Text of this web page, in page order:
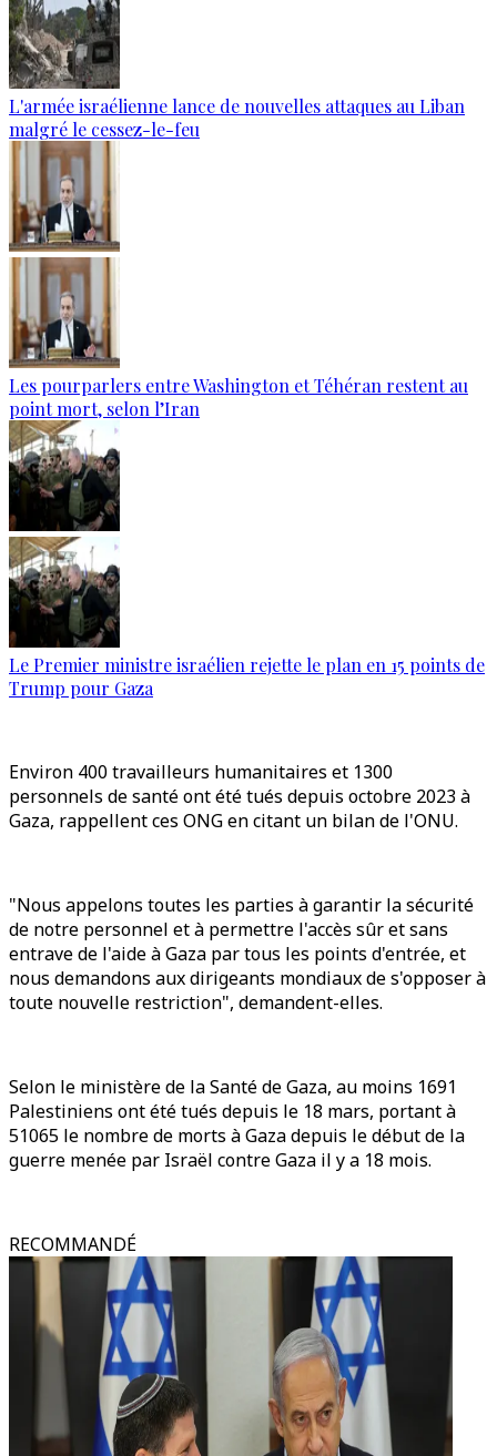
L'armée israélienne lance de nouvelles attaques au Liban
malgré le cessez-le-feu
Les pourparlers entre Washington et Téhéran restent au
point mort, selon l’Iran
Le Premier ministre israélien rejette le plan en 15 points de
Trump pour Gaza
Environ 400 travailleurs humanitaires et 1300
personnels de santé ont été tués depuis octobre 2023 à
Gaza, rappellent ces ONG en citant un bilan de l'ONU.
"Nous appelons toutes les parties à garantir la sécurité
de notre personnel et à permettre l'accès sûr et sans
entrave de l'aide à Gaza par tous les points d'entrée, et
nous demandons aux dirigeants mondiaux de s'opposer à
toute nouvelle restriction", demandent-elles.
Selon le ministère de la Santé de Gaza, au moins 1691
Palestiniens ont été tués depuis le 18 mars, portant à
51065 le nombre de morts à Gaza depuis le début de la
guerre menée par Israël contre Gaza il y a 18 mois.
RECOMMANDÉ